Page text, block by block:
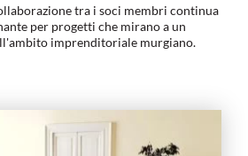
tra i soci membri continua
per progetti che mirano a un
imprenditoriale murgiano.